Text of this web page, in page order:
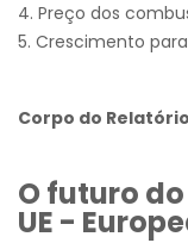
4. Preço dos
5. Crescimento
Corpo do Relatório
O futuro
UE -